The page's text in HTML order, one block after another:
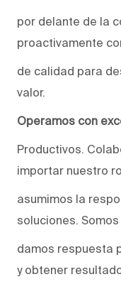
por delante de la
proactivamente
de calidad para
valor.
Operamos con
Productivos.
importar nuestro
asumimos la
soluciones.
damos respuesta
y obtener